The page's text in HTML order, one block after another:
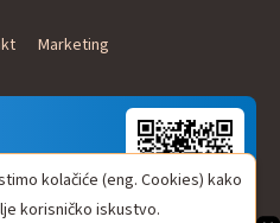
Marketing
kolačiće (eng. Cookies) kako
korisničko iskustvo.